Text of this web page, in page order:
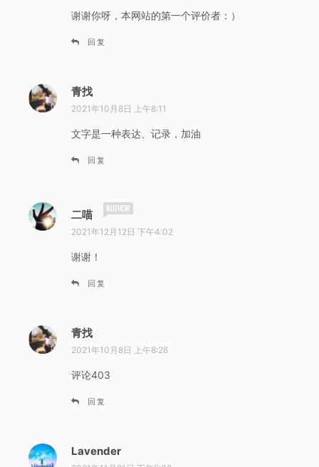
谢谢你呀，本网站的第一个评价者：）
回复
青找
道
2021年10月8日 上午8:11
文字是一种表达、记录，加油
回复
二喵
：
2021年12月12日 下午4:02
谢谢！
回复
青找
道
2021年10月8日 上午8:26
评论403
回复
Lavender